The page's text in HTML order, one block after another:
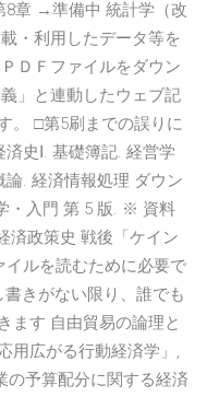
章 →準備中 統計学（改
・利用したデータ等を
ＤＦファイルをダウン
」と連動したウェブ記
。 □第5刷までの誤りに
史Ⅰ. 基礎簿記. 経営学
論. 経済情報処理 ダウン
・入門 第 5 版. ※ 資料
済政策史 戦後「ケイン
イルを読むために必要で
きがない限り、誰でも
ます 自由貿易の論理と
用広がる行動経済学」,
の予算配分に関する経済